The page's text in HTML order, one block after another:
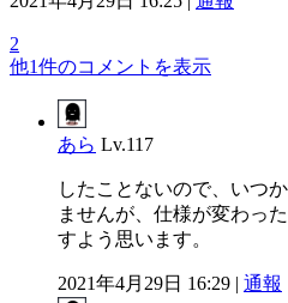
2
他1件のコメントを表示
あら Lv.117
したことないので、いつ
ませんが、仕様が変わっ
すよう思います。
2021年4月29日 16:29 | 通報